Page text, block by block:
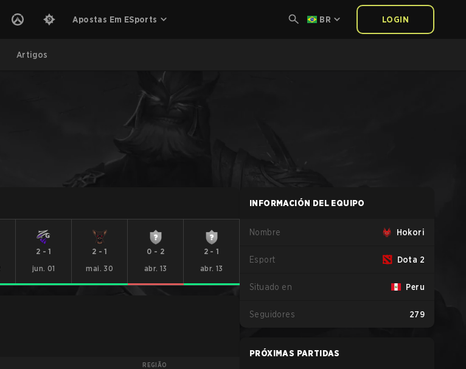
Apostas Em ESports BR LOGIN
Artigos
2 -1
jun. 01
2 -1
mai. 30
0 - 2
abr. 13
2 -1
abr. 13
REGIÃO
INFORMACIÓN DEL EQUIPO
Nombre Hokori
Esport Dota 2
Situado en Peru
Seguidores 279
PRÓXIMAS PARTIDAS